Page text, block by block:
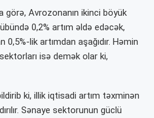
görə, Avrozonanın ikinci böyük
0,2% artım əldə edəcək,
0,5%-lik artımdan aşağıdır. Həmin
isə demək olar ki,
ki, illik iqtisadi artım təxminən
Sənaye sektorunun güclü